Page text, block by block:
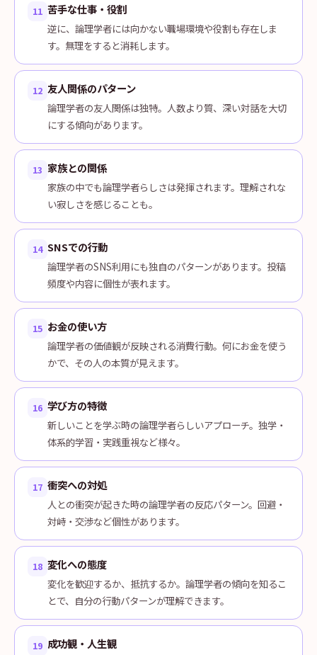
11 苦手な仕事・役割
逆に、論理学者には向かない職場環境や役割も存在しま
す。無理をすると消耗します。
12 友人関係のパターン
論理学者の友人関係は独特。人数より質、深い対話を大切
にする傾向があります。
13 家族との関係
家族の中でも論理学者らしさは発揮されます。理解されな
い寂しさを感じることも。
14 SNSでの行動
論理学者のSNS利用にも独自のパターンがあります。投稿
頻度や内容に個性が表れます。
15 お金の使い方
論理学者の価値観が反映される消費行動。何にお金を使う
かで、その人の本質が見えます。
16 学び方の特徴
新しいことを学ぶ時の論理学者らしいアプローチ。独学・
体系的学習・実践重視など様々。
17 衝突への対処
人との衝突が起きた時の論理学者の反応パターン。回避・
対峙・交渉など個性があります。
18 変化への態度
変化を歓迎するか、抵抗するか。論理学者の傾向を知るこ
とで、自分の行動パターンが理解できます。
19 成功観・人生観